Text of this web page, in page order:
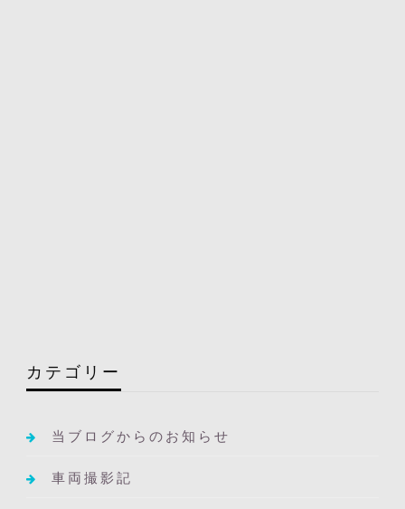
カテゴリー
当ブログからのお知らせ
車両撮影記